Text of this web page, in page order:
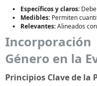
Específicos y claros:
Medibles: Permiten
Relevantes:Alineados
Incorporación
Género en la
Principios Clave de la